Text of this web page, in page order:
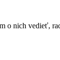
o nich vedieť,